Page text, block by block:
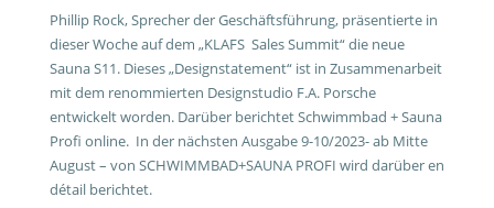
Phillip Rock, Sprecher der Geschäftsführung, präsentierte in
dieser Woche auf dem „KLAFS Sales Summit“ die neue
Sauna S11. Dieses „Designstatement“ ist in Zusammenarbeit
mit dem renommierten Designstudio F.A. Porsche
entwickelt worden. Darüber berichtet Schwimmbad + Sauna
Profi online. In der nächsten Ausgabe 9-10/2023- ab Mitte
August – von SCHWIMMBAD+SAUNA PROFI wird darüber en
détail berichtet.